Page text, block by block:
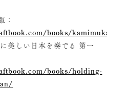
：
books/kamimukae/
美しい日本を奏でる 第一
books/holding-